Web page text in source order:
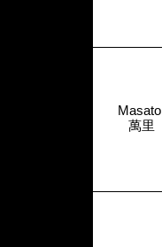
Masato
萬里